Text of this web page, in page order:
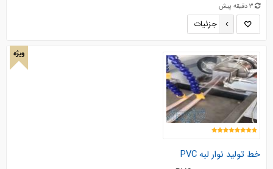
3 دقیقه پیش
جزئیات
ویژه
خط تولید نوار لبه PVC